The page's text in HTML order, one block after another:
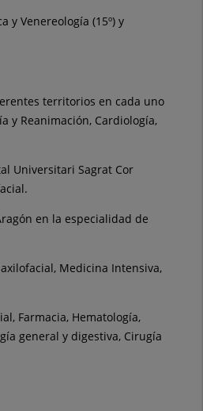
y Venereología (15º) y
territorios en cada uno
y Reanimación, Cardiología,
Universitari Sagrat Cor
en la especialidad de
Medicina Intensiva,
Farmacia, Hematología,
general y digestiva, Cirugía